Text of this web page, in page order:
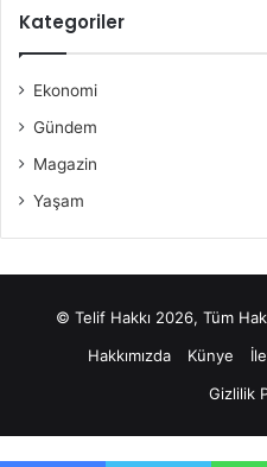
Kategoriler
Ekonomi
Gündem
Magazin
Yaşam
© Telif Hakkı 2026, Tüm
Hakkımızda
Künye
Gizlilik